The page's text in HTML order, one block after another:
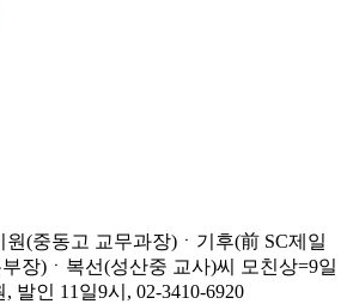
(중동고 교무과장)ㆍ기후(前 SC제일
장)ㆍ복선(성산중 교사)씨 모친상=9일
발인 11일9시, 02-3410-6920